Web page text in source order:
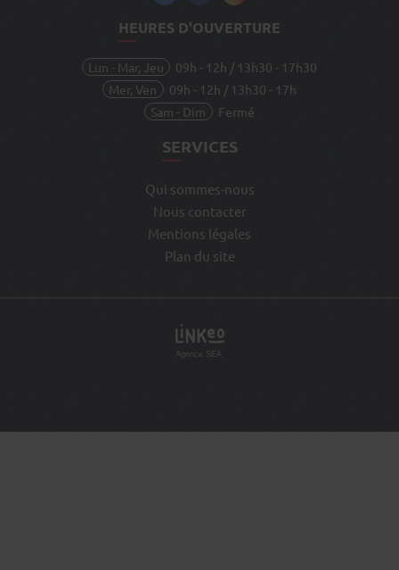
HEURES D'OUVERTURE
Lun - Mar, Jeu
09h - 12h / 13h30 - 17h30
Mer, Ven
09h - 12h / 13h30 - 17h
Sam - Dim
Fermé
SERVICES
Qui sommes-nous
Nous contacter
Mentions légales
Plan du site
Agence SEA